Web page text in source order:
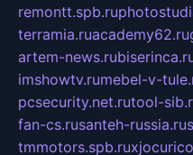
remontt.spb.ru
terramia.ruacademy62.ru
artem-news.ru
imshowtv.rumebel-v-
pcsecurity.net.rutool-
fan-cs.rusanteh-russia.ru
tmmotors.spb.ru